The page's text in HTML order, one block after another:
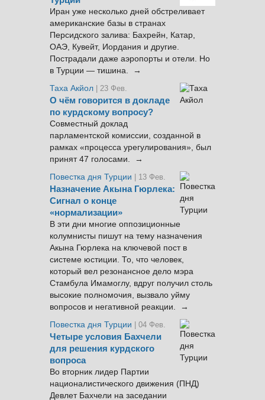
Иран уже несколько дней обстреливает
американские базы в странах
Персидского залива: Бахрейн, Катар,
ОАЭ, Кувейт, Иордания и другие.
Пострадали даже аэропорты и отели. Но
в Турции — тишина. →
Таха Акйол | 23 Фев.
О чём говорится в докладе
по курдскому вопросу?
Совместный доклад
парламентской комиссии, созданной в
рамках «процесса урегулирования», был
принят 47 голосами. →
Повестка дня Турции
| 13 Фев.
Назначение Акына Гюрлека:
Сигнал о конце
«нормализации»
В эти дни многие оппозиционные
колумнисты пишут на тему назначения
Акына Гюрлека на ключевой пост в
системе юстиции. То, что человек,
который вел резонансное дело мэра
Стамбула Имамоглу, вдруг получил столь
высокие полномочия, вызвало уйму
вопросов и негативной реакции. →
Повестка дня Турции
| 04 Фев.
Четыре условия Бахчели
для решения курдского
вопроса
Во вторник лидер Партии
националистического движения (ПНД)
Девлет Бахчели на заседании